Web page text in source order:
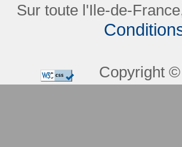
Sur toute l'Ile-de-
Copyright